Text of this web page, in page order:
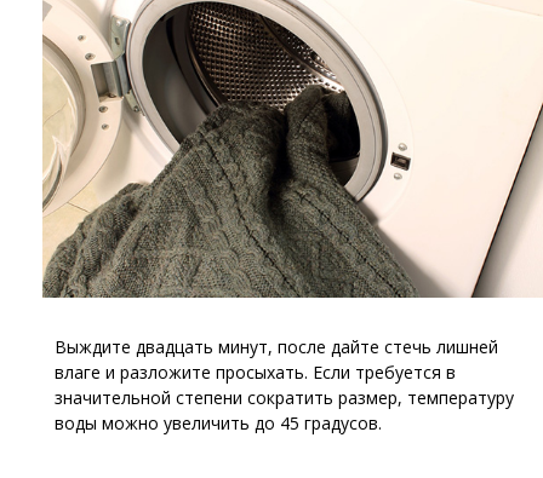
Выждите двадцать минут, после дайте стечь лишней
влаге и разложите просыхать. Если требуется в
значительной степени сократить размер, температуру
воды можно увеличить до 45 градусов.